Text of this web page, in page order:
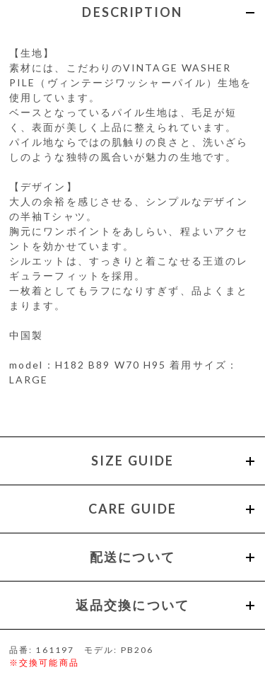
DESCRIPTION
【生地】
素材には、こだわりのVINTAGE WASHER
PILE（ヴィンテージワッシャーパイル）生地を
使用しています。
ベースとなっているパイル生地は、毛足が短
く、表面が美しく上品に整えられています。
パイル地ならではの肌触りの良さと、洗いざら
しのような独特の風合いが魅力の生地です。
【デザイン】
大人の余裕を感じさせる、シンプルなデザイン
の半袖Tシャツ。
胸元にワンポイントをあしらい、程よいアクセ
ントを効かせています。
シルエットは、すっきりと着こなせる王道のレ
ギュラーフィットを採用。
一枚着としてもラフになりすぎず、品よくまと
まります。
中国製
model：H182 B89 W70 H95 着用サイズ：
LARGE
SIZE GUIDE
CARE GUIDE
配送について
返品交換について
品番: 161197 モデル: PB206
※交換可能商品